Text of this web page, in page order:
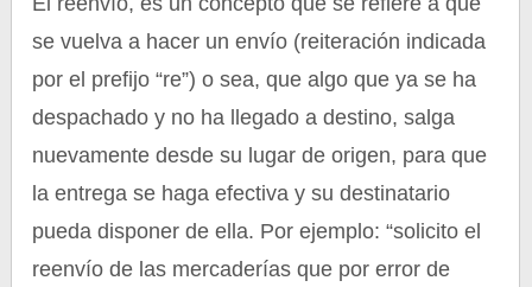
se vuelva a hacer un envío (reiteración indicada
por el prefijo “re”) o sea, que algo que ya se ha
despachado y no ha llegado a destino, salga
nuevamente desde su lugar de origen, para que
la entrega se haga efectiva y su destinatario
pueda disponer de ella. Por ejemplo: “solicito el
reenvío de las mercaderías que por error de